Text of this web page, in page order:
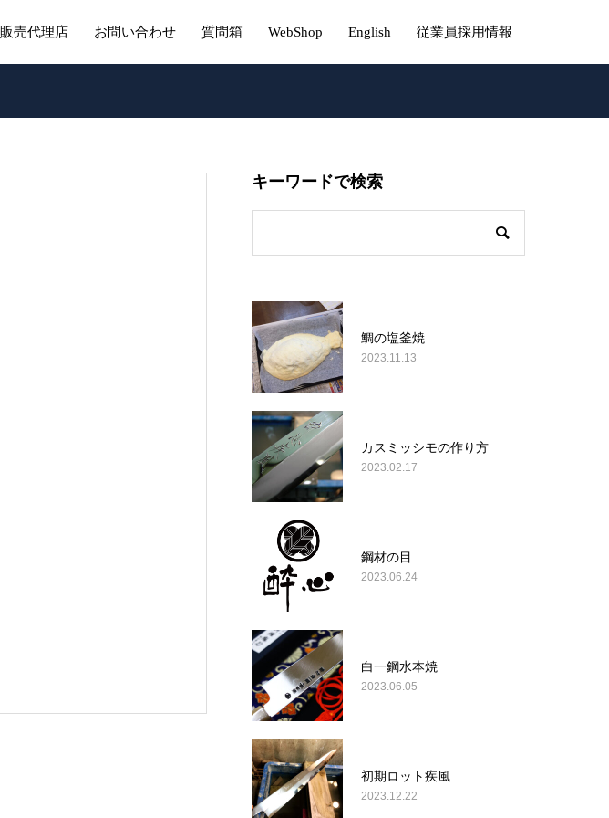
販売代理店 お問い合わせ 質問箱 WebShop English 従業員採用情報
キーワードで検索
鯛の塩釜焼
2023.11.13
カスミッシモの作り方
2023.02.17
鋼材の目
2023.06.24
白一鋼水本焼
2023.06.05
初期ロット疾風
2023.12.22